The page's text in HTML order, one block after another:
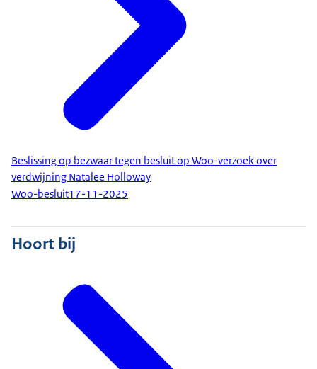
Beslissing op bezwaar tegen besluit op Woo-verzoek over
verdwijning Natalee Holloway
Woo-besluit17-11-2025
Hoort bij